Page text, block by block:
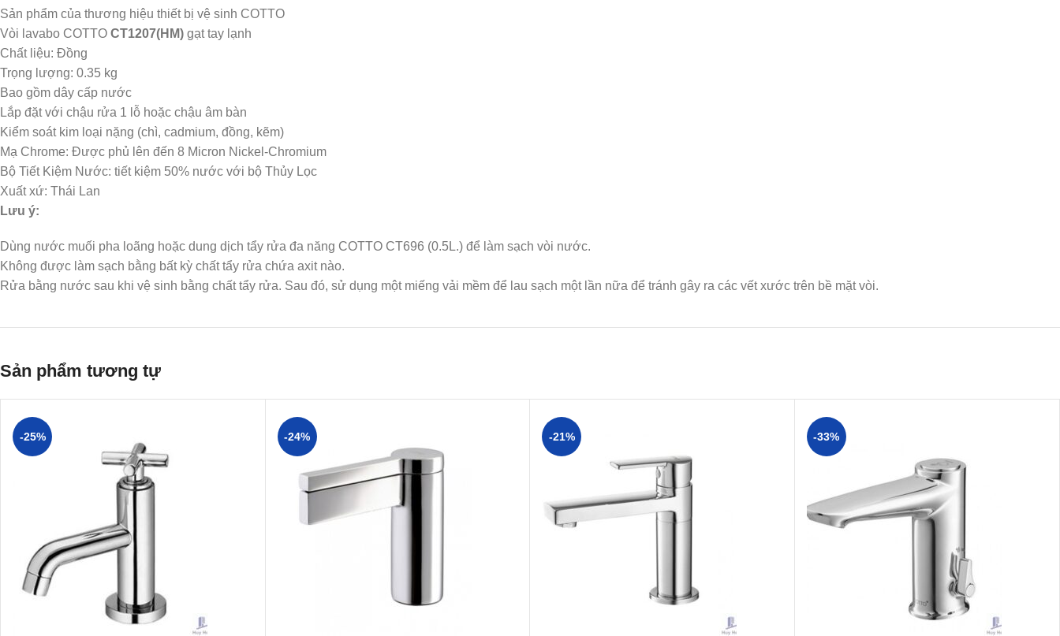
Sản phẩm của thương hiệu thiết bị vệ sinh COTTO
Vòi lavabo COTTO CT1207(HM) gạt tay lạnh
Chất liệu: Đồng
Trọng lượng: 0.35 kg
Bao gồm dây cấp nước
Lắp đặt với chậu rửa 1 lỗ hoặc chậu âm bàn
Kiểm soát kim loại nặng (chì, cadmium, đồng, kẽm)
Mạ Chrome: Được phủ lên đến 8 Micron Nickel-Chromium
Bộ Tiết Kiệm Nước: tiết kiệm 50% nước với bộ Thủy Lọc
Xuất xứ: Thái Lan
Lưu ý:
Dùng nước muối pha loãng hoặc dung dịch tẩy rửa đa năng COTTO CT696 (0.5L.) để làm sạch vòi nước.
Không được làm sạch bằng bất kỳ chất tẩy rửa chứa axit nào.
Rửa bằng nước sau khi vệ sinh bằng chất tẩy rửa. Sau đó, sử dụng một miếng vải mềm để lau sạch một lần nữa để tránh gây ra các vết xước trên bề mặt vòi.
Sản phẩm tương tự
-25% -24% -21% -33%